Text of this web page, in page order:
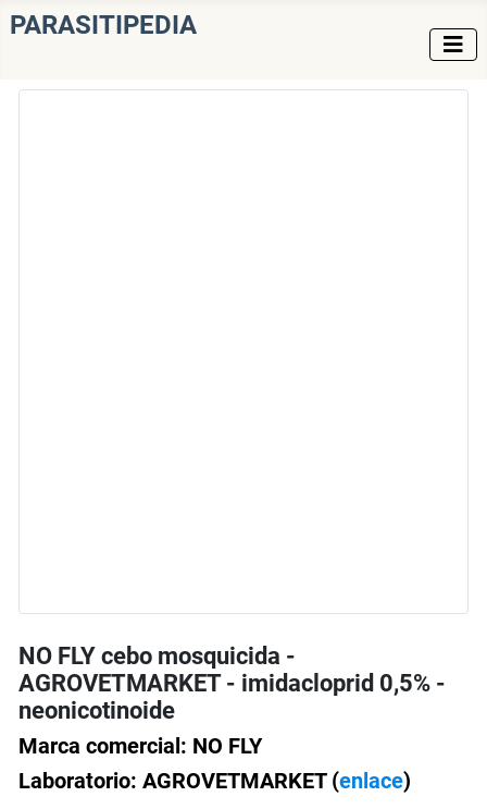
PARASITIPEDIA
NO FLY cebo mosquicida -
AGROVETMARKET - imidacloprid 0,5% -
neonicotinoide
Marca comercial: NO FLY
Laboratorio: AGROVETMARKET (enlace)